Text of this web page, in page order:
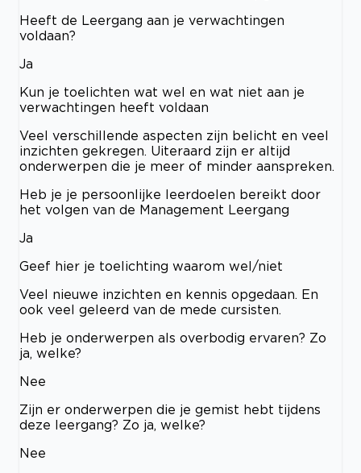
Heeft de Leergang aan je verwachtingen
voldaan?
Ja
Kun je toelichten wat wel en wat niet aan je
verwachtingen heeft voldaan
Veel verschillende aspecten zijn belicht en veel
inzichten gekregen. Uiteraard zijn er altijd
onderwerpen die je meer of minder aanspreken.
Heb je je persoonlijke leerdoelen bereikt door
het volgen van de Management Leergang
Ja
Geef hier je toelichting waarom wel/niet
Veel nieuwe inzichten en kennis opgedaan. En
ook veel geleerd van de mede cursisten.
Heb je onderwerpen als overbodig ervaren? Zo
ja, welke?
Nee
Zijn er onderwerpen die je gemist hebt tijdens
deze leergang? Zo ja, welke?
Nee